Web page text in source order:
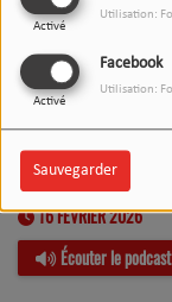
Activé
Utilisation:
Facebook
Activé
Utilisation:
Sauvegarder
16 FÉVRIER 2026
Écouter le podcast